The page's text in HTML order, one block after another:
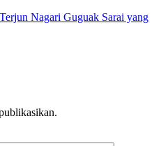
Nagari Guguak Sarai yang